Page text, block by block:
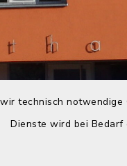
technisch
Dienste wird bei